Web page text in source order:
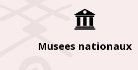
Musees nationaux